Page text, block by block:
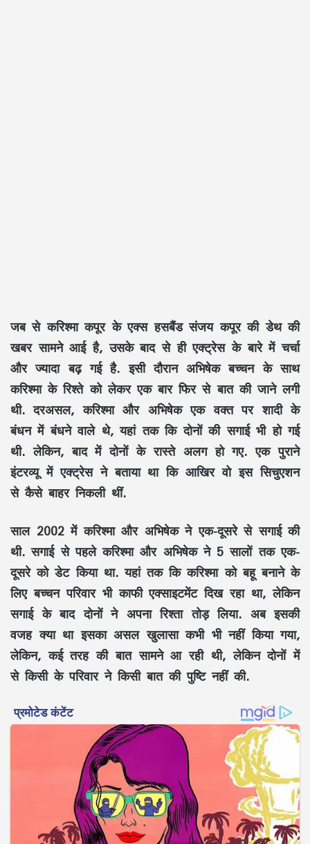
जब से करिश्मा कपूर के एक्स हसबैंड संजय कपूर की डेथ की
खबर सामने आई है, उसके बाद से ही एक्ट्रेस के बारे में चर्चा
और ज्यादा बढ़ गई है. इसी दौरान अभिषेक बच्चन के साथ
करिश्मा के रिश्ते को लेकर एक बार फिर से बात की जाने लगी
थी. दरअसल, करिश्मा और अभिषेक एक वक्त पर शादी के
बंधन में बंधने वाले थे, यहां तक कि दोनों की सगाई भी हो गई
थी. लेकिन, बाद में दोनों के रास्ते अलग हो गए. एक पुराने
इंटरव्यू में एक्ट्रेस ने बताया था कि आखिर वो इस सिचुएशन
से कैसे बाहर निकली थीं.
साल 2002 में करिश्मा और अभिषेक ने एक-दूसरे से सगाई की
थी. सगाई से पहले करिश्मा और अभिषेक ने 5 सालों तक एक-
दूसरे को डेट किया था. यहां तक कि करिश्मा को बहू बनाने के
लिए बच्चन परिवार भी काफी एक्साइटमेंट दिख रहा था, लेकिन
सगाई के बाद दोनों ने अपना रिश्ता तोड़ लिया. अब इसकी
वजह क्या था इसका असल खुलासा कभी भी नहीं किया गया,
लेकिन, कई तरह की बात सामने आ रही थी, लेकिन दोनों में
से किसी के परिवार ने किसी बात की पुष्टि नहीं की.